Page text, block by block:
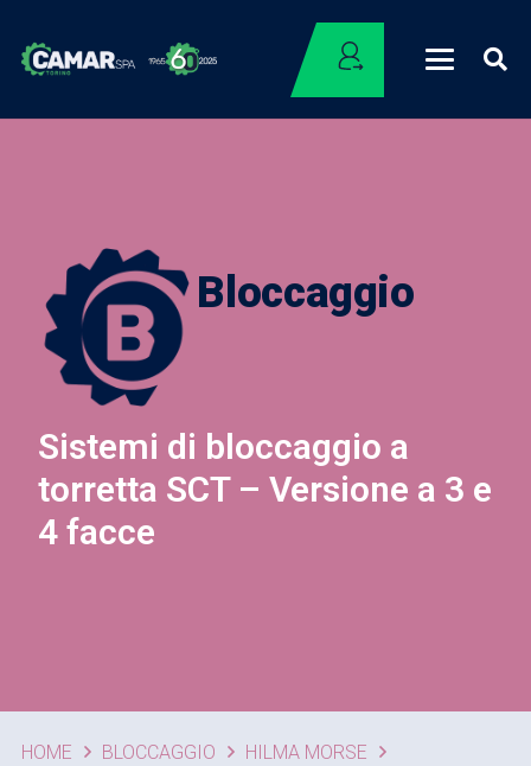
Bloccaggio
Sistemi di bloccaggio a
torretta SCT – Versione a 3 e
4 facce
HOME BLOCCAGGIO
HILMA MORSE